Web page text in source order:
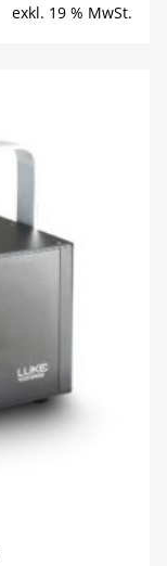
exkl. 19 % MwSt.